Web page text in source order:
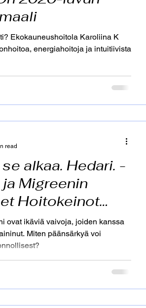
Rusketus
Ekokauneushoitola Karoliina K
energiahoitoja ja intuitiivista
alkaa. Hedari. -
Migreenin
Hoitokeinot
ovat ikäviä vaivoja, joiden kanssa
Miten päänsärkyä voi
read